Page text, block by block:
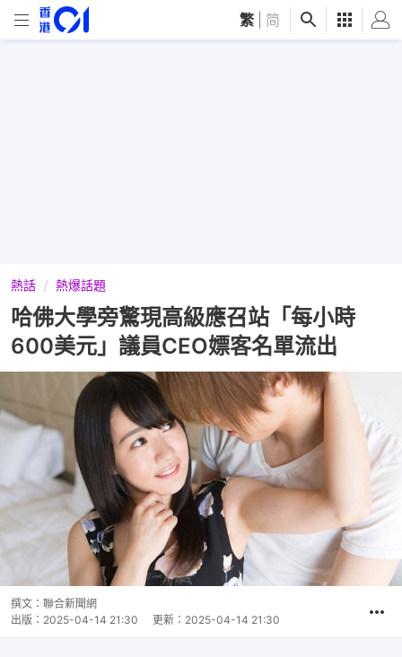
繁 简
熱話 熱爆話題
哈佛大學旁驚現高級應召站「每小時
600美元」議員CEO嫖客名單流出
撰文： 聯合新聞網
出版： 2025-04-14 21:30 更新： 2025-04-14 21:30